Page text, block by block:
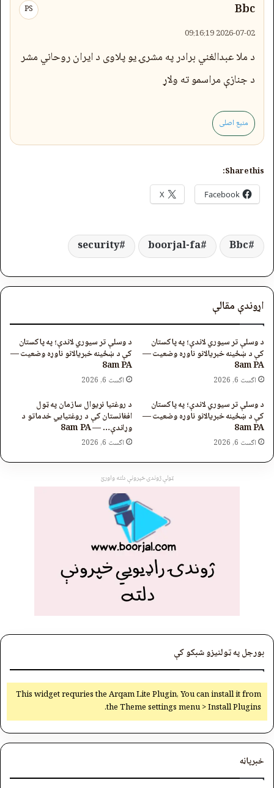
Bbc
PS
2026-07-02 09:16:19
د ملا عبدالغني برادر په مشرۍ یو پلاوی د ایران روحاني مشر
د جنازې مراسمو ته ولاړ
منبع اصلی
Share this:
Facebook
X
Bbc
boorjal-fa
security
اړوندې مقالې
د وسلې تر سیوري لاندې؛ په پاکستان
کې د ښځینه خبریالانو ناوړه وضعیت —
8am PA
اگست 6, 2026
د وسلې تر سیوري لاندې؛ په پاکستان
کې د ښځینه خبریالانو ناوړه وضعیت —
8am PA
اگست 6, 2026
د وسلې تر سیوري لاندې؛ په پاکستان
کې د ښځینه خبریالانو ناوړه وضعیت —
8am PA
اگست 6, 2026
د روغتیا نړیوال سازمان په ټول
افغانستان کې د روغتیايي خدماتو د
وړاندې… — 8am PA
اگست 6, 2026
ټولې ژوندۍ خپرونې دلته واورئ
بورجل په ټولنیزو شبکو کې
This widget requries the Arqam Lite Plugin, You can install it from
the Theme settings menu > Install Plugins.
خبرپاڼه